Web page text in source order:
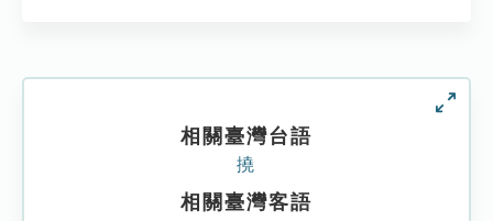
相關臺灣台語
撓
相關臺灣客語